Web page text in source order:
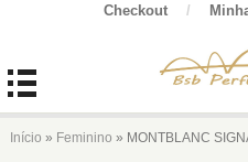
Checkout /
Início » Feminino » MONTBLANC